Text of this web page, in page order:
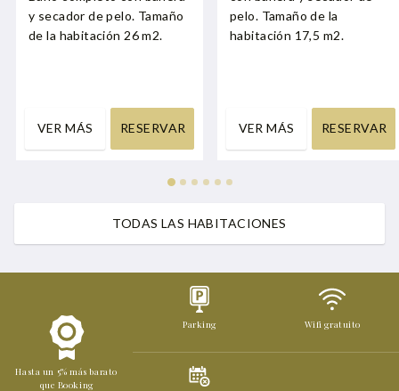
y secador de pelo. Tamaño
de la habitación 26 m2.
VER MÁS RESERVAR
pelo. Tamaño de la
habitación 17,5 m2.
VER MÁS RESERVAR
TODAS LAS HABITACIONES
Hasta un 5% más barato
que Booking
Parking Wifi gratuito